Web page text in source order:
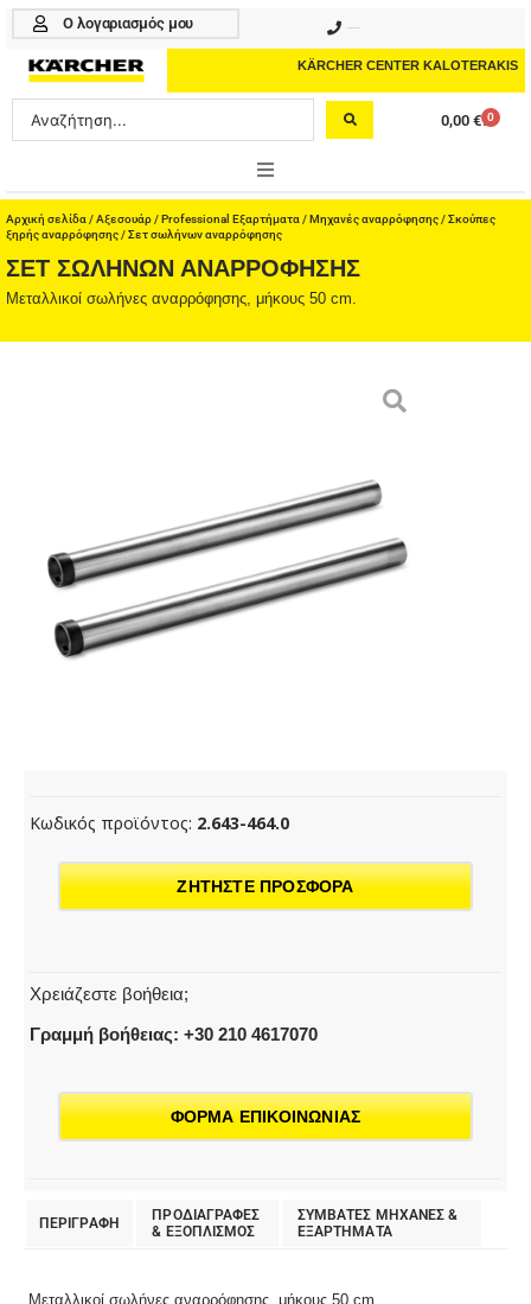
Μετάβαση
περιεχόμενο
Ο λογαριασμός μου
KÄRCHER CENTER KALOTERAKIS
Search
...
0,00 € 0
Cart
ONLINE SHOP
HOME & GARDEN
Αρχική σελίδα /Αξεσουάρ/Professional Εξαρτήματα /Μηχανές αναρρόφησης/Σκούπες
ξηρής αναρρόφησης/ Σετ σωλήνων αναρρόφησης
ΣΕΤ ΣΩΛΉΝΩΝ ΑΝΑΡΡΌΦΗΣΗΣ
Μεταλλικοί σωλήνες αναρρόφησης, μήκους 50 cm.
Κωδικός προϊόντος: 2.643-464.0
ΖΗΤΗΣΤΕ ΠΡΟΣΦΟΡΑ
Χρειάζεστε βοήθεια;
Γραμμή βοήθειας: +30 210 4617070
ΦΟΡΜΑ ΕΠΙΚΟΙΝΩΝΙΑΣ
ΠΕΡΙΓΡΑΦΗ
ΠΡΟΔΙΑΓΡΑΦΕΣ
& EΞΟΠΛΙΣΜΟΣ
ΣΥΜΒΑΤΕΣ ΜΗΧΑΝΕΣ &
ΕΞΑΡΤΗΜΑΤΑ
Μεταλλικοί σωλήνες αναρρόφησης, μήκους 50 cm.